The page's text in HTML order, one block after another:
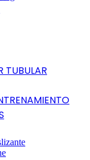
TUBULAR